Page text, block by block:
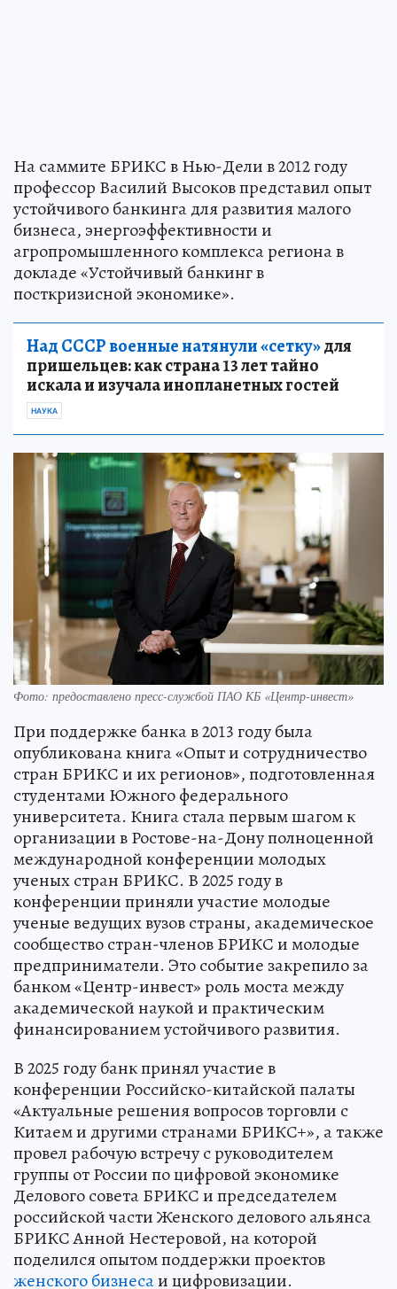
На саммите БРИКС в Нью-Дели в 2012 году
профессор Василий Высоков представил опыт
устойчивого банкинга для развития малого
бизнеса, энергоэффективности и
агропромышленного комплекса региона в
докладе «Устойчивый банкинг в
посткризисной экономике».
Над СССР военные натянули «сетку»для
пришельцев: как страна 13 лет тайно
искала и изучала инопланетных гостей
НАУКА
Фото: предоставлено пресс-службой ПАО КБ «Центр-инвест»
При поддержке банка в 2013 году была
опубликована книга «Опыт и сотрудничество
стран БРИКС и их регионов», подготовленная
студентами Южного федерального
университета. Книга стала первым шагом к
организации в Ростове-на-Дону полноценной
международной конференции молодых
ученых стран БРИКС. В 2025 году в
конференции приняли участие молодые
ученые ведущих вузов страны, академическое
сообщество стран-членов БРИКС и молодые
предприниматели. Это событие закрепило за
банком «Центр-инвест» роль моста между
академической наукой и практическим
финансированием устойчивого развития.
В 2025 году банк принял участие в
конференции Российско-китайской палаты
«Актуальные решения вопросов торговли с
Китаем и другими странами БРИКС+», а также
провел рабочую встречу с руководителем
группы от России по цифровой экономике
Делового совета БРИКС и председателем
российской части Женского делового альянса
БРИКС Анной Нестеровой, на которой
поделился опытом поддержки проектов
женского бизнесаи цифровизации.